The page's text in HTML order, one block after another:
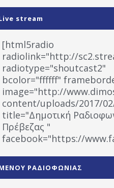
stream
[html5radio
radiolink="http://
radiotype="shoutcast2"
bcolor="ffffff"
image="http://
content/uploads/2017/
title="Δημοτική
Πρέβεζας "
facebook="https://
1531194763766854/"
ΡΑΔΙΟΦΩΝΙΑΣ